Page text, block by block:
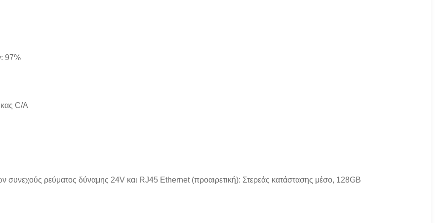
97%
C/A
συνεχούς ρεύματος δύναμης 24V και RJ45 Ethernet (προαιρετική): Στερεάς κατάστασης μέσο, 128GB